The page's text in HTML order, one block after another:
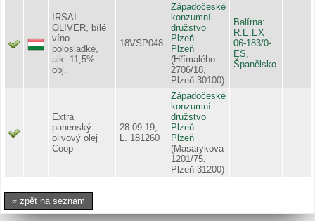
IRSAI
OLIVER, bílé
víno
polosladké,
alk. 11,5%
obj.
18VSP048
Západočeské
konzumní
družstvo
Plzeň
Plzeň
(Hřímalého
2706/18,
Plzeň 30100)
Balírna:
R.E.EX
06-183/0-
ES,
Španělsko
Extra
panenský
olivový olej
Coop
28.09.19;
L. 181260
Západočeské
konzumní
družstvo
Plzeň
Plzeň
(Masarykova
1201/75,
Plzeň 31200)
« zpět na seznam